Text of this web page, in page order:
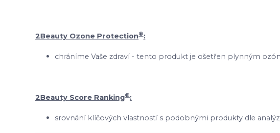
2Beauty Ozone Protection®:
chráníme Vaše zdraví - tento produkt je ošetřen plynným
2Beauty Score Ranking®:
srovnání klíčových vlastností s podobnými produkty dle